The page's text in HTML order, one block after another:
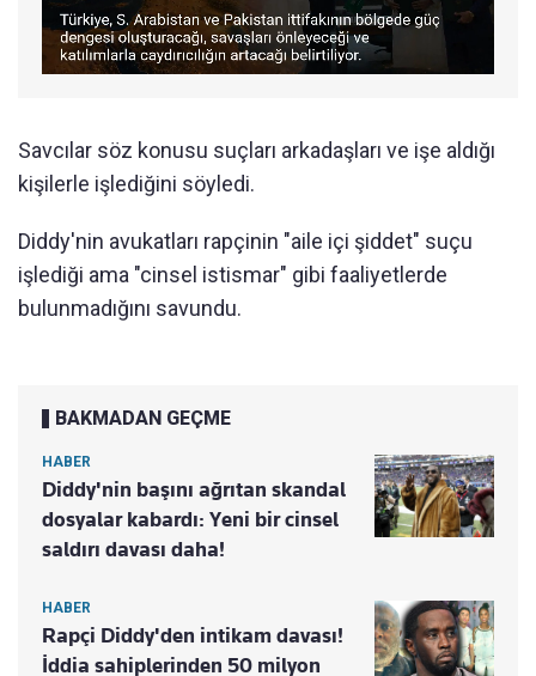
Savcılar söz konusu suçları arkadaşları ve işe aldığı
kişilerle işlediğini söyledi.
Diddy'nin avukatları rapçinin "aile içi şiddet" suçu
işlediği ama "cinsel istismar" gibi faaliyetlerde
bulunmadığını savundu.
BAKMADAN GEÇME
HABER
Diddy'nin başını ağrıtan skandal
dosyalar kabardı: Yeni bir cinsel
saldırı davası daha!
HABER
Rapçi Diddy'den intikam davası!
İddia sahiplerinden 50 milyon